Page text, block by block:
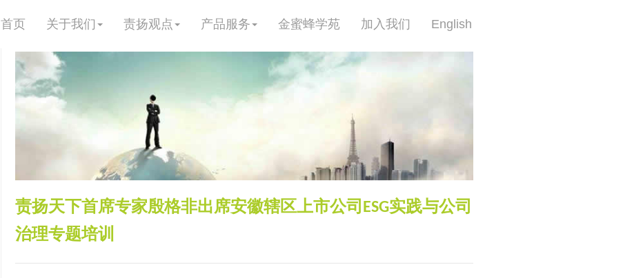
首页 关于我们 责扬观点 产品服务 金蜜蜂学苑 加入我们 English
责扬天下首席专家殷格非出席安徽辖区上市公司ESG实践与公司
治理专题培训